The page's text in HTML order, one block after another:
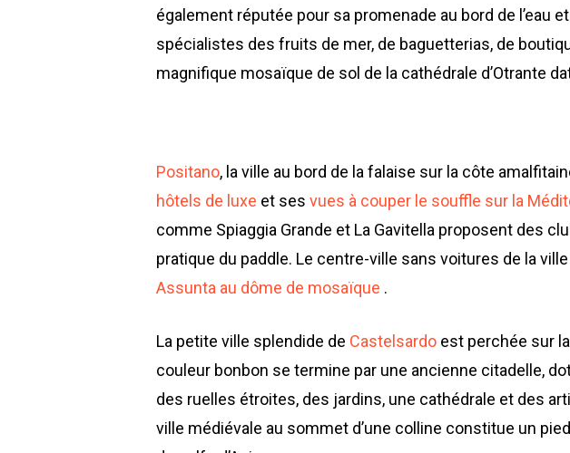
également réputée pour sa promenade au bord de l’eau
spécialistes des fruits de mer, de baguetterias, de
magnifique mosaïque de sol de la cathédrale d’Otrante
Positano, la ville au bord de la falaise sur la côte
hôtels de luxe et ses vues à couper le souffle sur la
comme Spiaggia Grande et La Gavitella proposent des
pratique du paddle. Le centre-ville sans voitures de la
Assunta au dôme de mosaïque .
La petite ville splendide de Castelsardo est perchée sur
couleur bonbon se termine par une ancienne citadelle,
des ruelles étroites, des jardins, une cathédrale et des
ville médiévale au sommet d’une colline constitue un